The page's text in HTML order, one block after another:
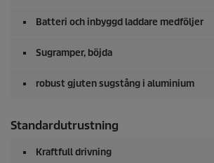
Batteri och inbyggd laddare medföljer
Sugramper, böjda
robust gjuten sugstång i aluminium
Standardutrustning
Kraftfull drivning